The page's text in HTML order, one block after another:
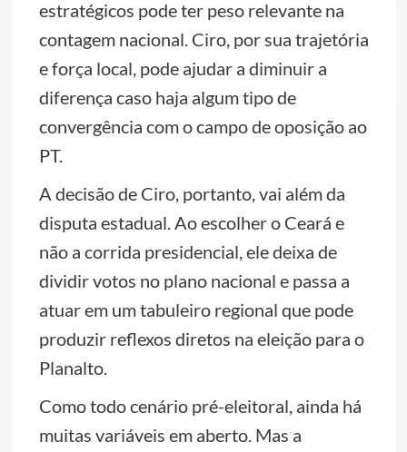
estratégicos pode ter peso relevante na
contagem nacional. Ciro, por sua trajetória
e força local, pode ajudar a diminuir a
diferença caso haja algum tipo de
convergência com o campo de oposição ao
PT.
A decisão de Ciro, portanto, vai além da
disputa estadual. Ao escolher o Ceará e
não a corrida presidencial, ele deixa de
dividir votos no plano nacional e passa a
atuar em um tabuleiro regional que pode
produzir reflexos diretos na eleição para o
Planalto.
Como todo cenário pré-eleitoral, ainda há
muitas variáveis em aberto. Mas a